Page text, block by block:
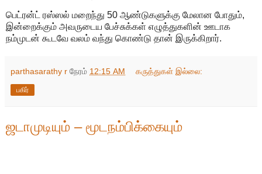
பெட்ரன்ட் ரஸ்ஸல் மறைந்து 50 ஆண்டுகளுக்கு மேலான போதும்,
இன்றைக்கும் அவருடைய பேச்சுக்கள் எழுத்துகளின் ஊடாக
நம்முடன் கூடவே வலம் வந்து கொண்டு தான் இருக்கிறார்.
parthasarathy r நேரம் 12:15 AM கருத்துகள் இல்லை:
பகிர்
ஜடாமுடியும் – மூடநம்பிக்கையும்